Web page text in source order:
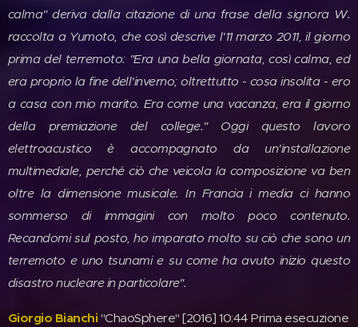
calma" deriva dalla citazione di una frase della signora W.
raccolta a Yumoto, che così descrive l'11 marzo 2011, il giorno
prima del terremoto: "Era una bella giornata, così calma, ed
era proprio la fine dell'inverno; oltrettutto - cosa insolita - ero
a casa con mio marito. Era come una vacanza, era il giorno
della premiazione del college." Oggi questo lavoro
elettroacustico è accompagnato da un'installazione
multimediale, perché ciò che veicola la composizione va ben
oltre la dimensione musicale. In Francia i media ci hanno
sommerso di immagini con molto poco contenuto.
Recandomi sul posto, ho imparato molto su ciò che sono un
terremoto e uno tsunami e su come ha avuto inizio questo
disastro nucleare in particolare".
Giorgio Bianchi"ChaoSphere" [2016] 10:44 Prima esecuzione